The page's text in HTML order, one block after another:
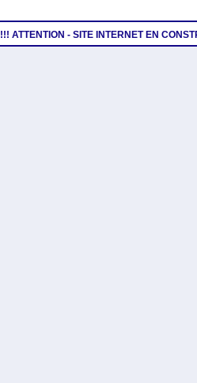
!!! ATTENTION - SITE INTERNET EN